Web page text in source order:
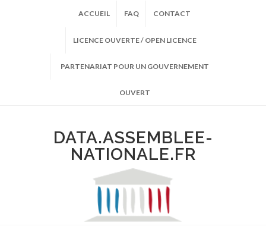
ACCUEIL FAQ CONTACT
LICENCE OUVERTE / OPEN LICENCE
PARTENARIAT POUR UN GOUVERNEMENT
OUVERT
DATA.ASSEMBLEE-
NATIONALE.FR